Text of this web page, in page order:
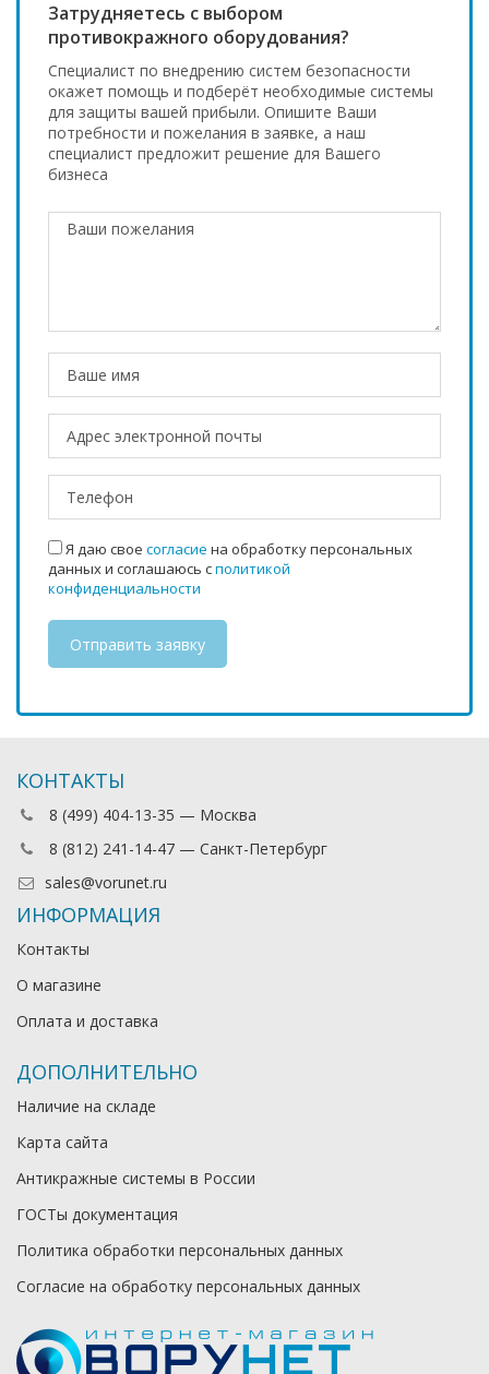
Затрудняетесь с выбором
противокражного оборудования?
Специалист по внедрению систем безопасности
окажет помощь и подберёт необходимые системы
для защиты вашей прибыли. Опишите Ваши
потребности и пожелания в заявке, а наш
специалист предложит решение для Вашего
бизнеса
Я даю свое согласие на обработку персональных
данных и соглашаюсь сполитикой
конфиденциальности
КОНТАКТЫ
8 (499) 404-13-35 — Москва
8 (812) 241-14-47 — Санкт-Петербург
sales@vorunet.ru
ИНФОРМАЦИЯ
Контакты
О магазине
Оплата и доставка
ДОПОЛНИТЕЛЬНО
Наличие на складе
Карта сайта
Антикражные системы в России
ГОСТы документация
Политика обработки персональных данных
Согласие на обработку персональных данных